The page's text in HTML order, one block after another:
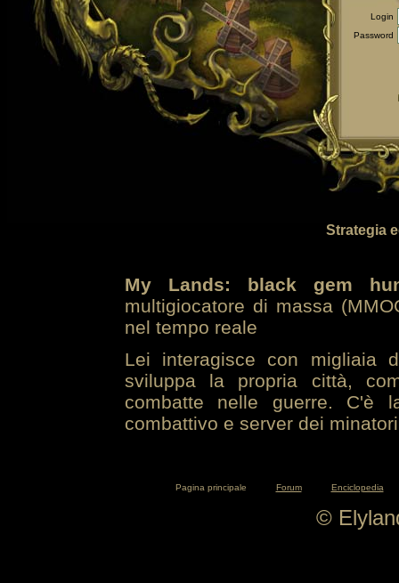
Login
Password
Strategia
My Lands: black gem
multigiocatore di massa
nel tempo reale
Lei interagisce con migliaia
sviluppa la propria città,
combatte nelle guerre. C'è
combattivo e server dei
Pagina principale Forum Enciclopedia
©